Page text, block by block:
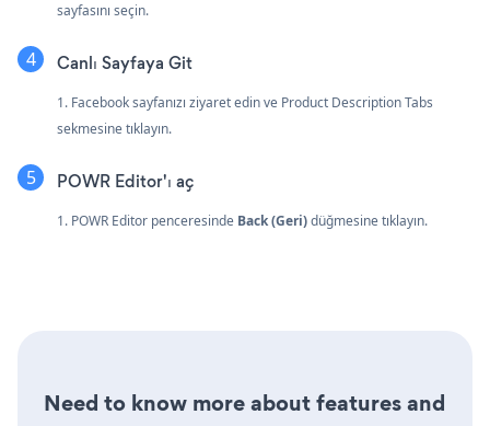
sayfasını seçin.
Canlı Sayfaya Git
1. Facebook sayfanızı ziyaret edin ve Product Description Tabs
sekmesine tıklayın.
POWR Editor'ı aç
1. POWR Editor penceresinde Back (Geri)düğmesine tıklayın.
Need to know more about features and